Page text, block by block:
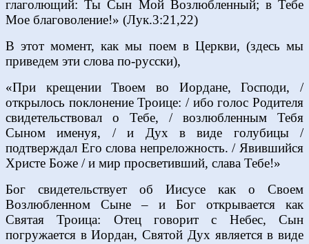
глаголющий: Ты Сын Мой Возлюбленный; в Тебе
Мое благоволение!» (Лук.3:21,22)
В этот момент, как мы поем в Церкви, (здесь мы
приведем эти слова по-русски),
«При крещении Твоем во Иордане, Господи, /
открылось поклонение Троице: / ибо голос Родителя
свидетельствовал о Тебе, / возлюбленным Тебя
Сыном именуя, / и Дух в виде голубицы /
подтверждал Его слова непреложность. / Явившийся
Христе Боже / и мир просветивший, слава Тебе!»
Бог свидетельствует об Иисусе как о Своем
Возлюбленном Сыне – и Бог открывается как
Святая Троица: Отец говорит с Небес, Сын
погружается в Иордан, Святой Дух является в виде